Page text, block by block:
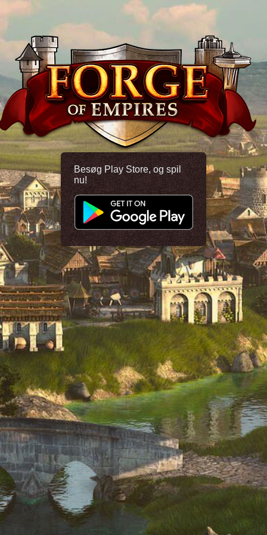
Besøg Play Store, og spil
nu!